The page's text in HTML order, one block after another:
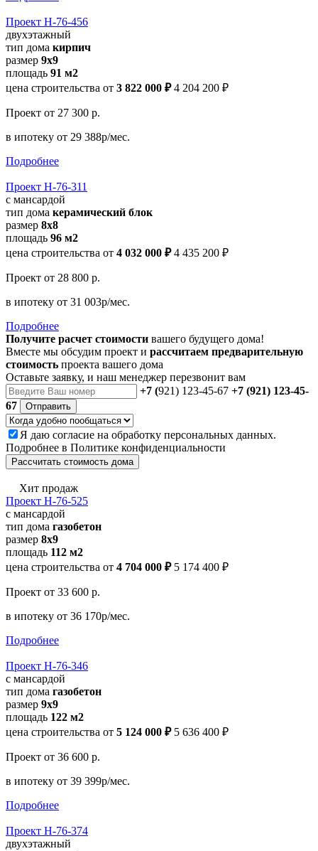
Проект Н-76-456
двухэтажный
тип дома кирпич
размер 9х9
площадь 91 м2
цена строительства от 3 822 000 ₽ 4 204 200 ₽
Проект от 27 300 р.
в ипотеку от 29 388р/мес.
Подробнее
Проект Н-76-311
с мансардой
тип дома керамический блок
размер 8x8
площадь 96 м2
цена строительства от 4 032 000 ₽ 4 435 200 ₽
Проект от 28 800 р.
в ипотеку от 31 003р/мес.
Подробнее
Получите расчет стоимости вашего будущего дома!
Вместе мы обсудим проект и рассчитаем предварительную
стоимость проекта вашего дома
Оставьте заявку, и наш менеджер перезвонит вам
+7 (921) 123-45-67 +7 (921) 123-45-
67
Отправить
Я даю согласие на обработку персональных данных.
Подробнее в Политике конфиденциальности
Рассчитать стоимость дома
Хит продаж
Проект Н-76-525
с мансардой
тип дома газобетон
размер 8х9
площадь 112 м2
цена строительства от 4 704 000 ₽ 5 174 400 ₽
Проект от 33 600 р.
в ипотеку от 36 170р/мес.
Подробнее
Проект Н-76-346
с мансардой
тип дома газобетон
размер 9x9
площадь 122 м2
цена строительства от 5 124 000 ₽ 5 636 400 ₽
Проект от 36 600 р.
в ипотеку от 39 399р/мес.
Подробнее
Проект Н-76-374
двухэтажный